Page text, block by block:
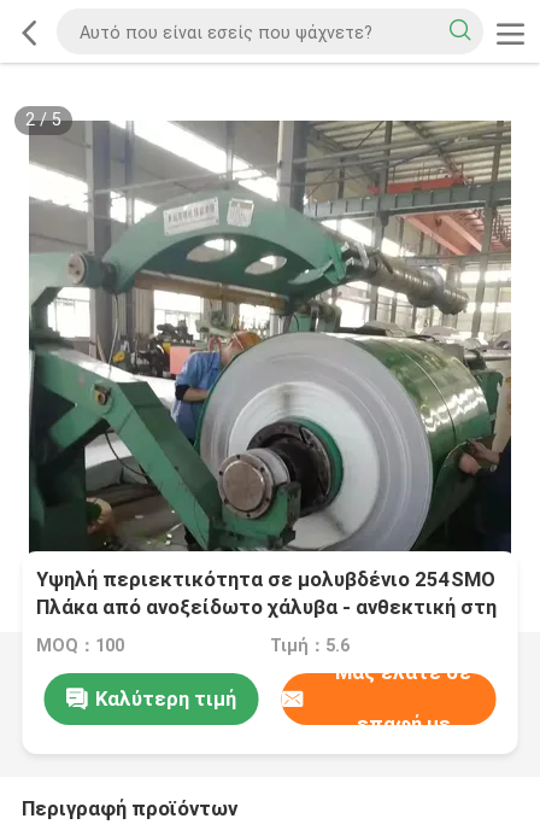
2/5
Υψηλή περιεκτικότητα σε μολυβδένιο 254SMO
Πλάκα από ανοξείδωτο χάλυβα - ανθεκτική στη
διάβρωση υπεραυστενική πλάκα S31254
MOQ：100 Τιμή：5.6
Καλύτερη τιμή
Μας ελάτε σε
επαφή με
Περιγραφή προϊόντων